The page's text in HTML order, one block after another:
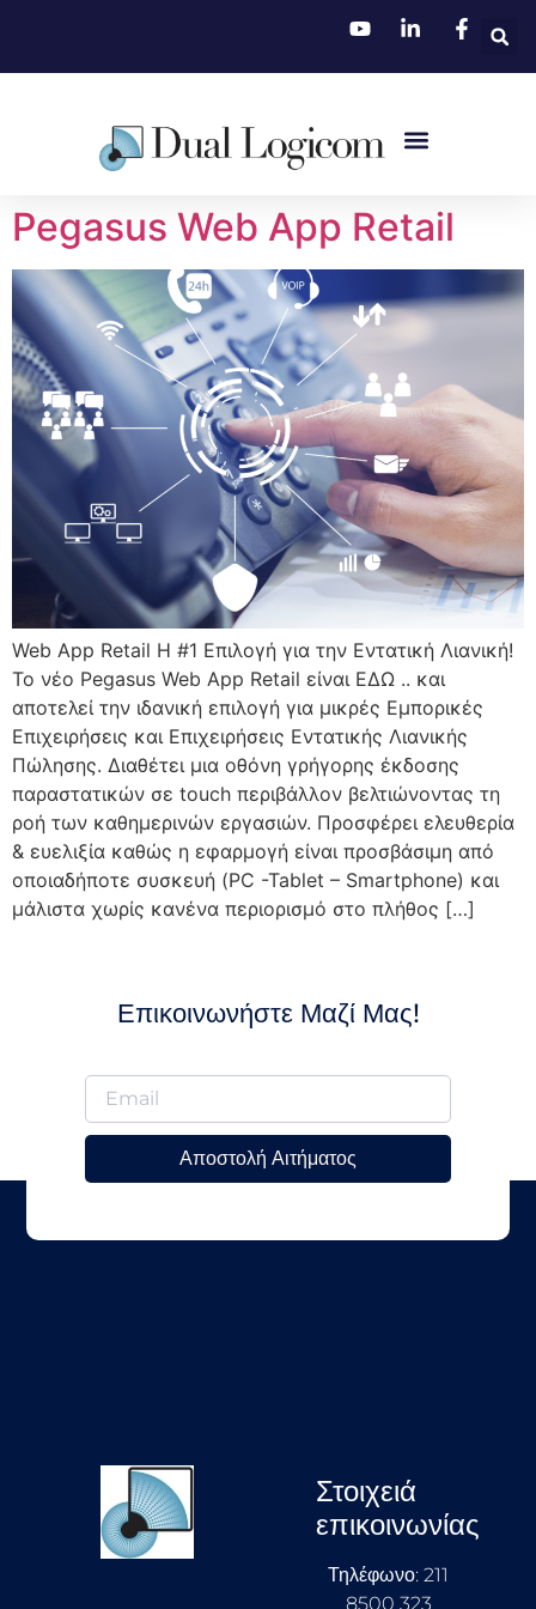
Pegasus Web App Retail
Web App Retail Η #1 Επιλογή για την Εντατική Λιανική!
Το νέο Pegasus Web App Retail είναι ΕΔΩ .. και
αποτελεί την ιδανική επιλογή για μικρές Εμπορικές
Επιχειρήσεις και Επιχειρήσεις Εντατικής Λιανικής
Πώλησης. Διαθέτει μια οθόνη γρήγορης έκδοσης
παραστατικών σε touch περιβάλλον βελτιώνοντας τη
ροή των καθημερινών εργασιών. Προσφέρει ελευθερία
& ευελιξία καθώς η εφαρμογή είναι προσβάσιμη από
οποιαδήποτε συσκευή (PC -Tablet – Smartphone) και
μάλιστα χωρίς κανένα περιορισμό στο πλήθος […]
Επικοινωνήστε Μαζί Μας!
Αποστολή Αιτήματος
Στοιχειά
επικοινωνίας
Τηλέφωνο: 211
8500 323